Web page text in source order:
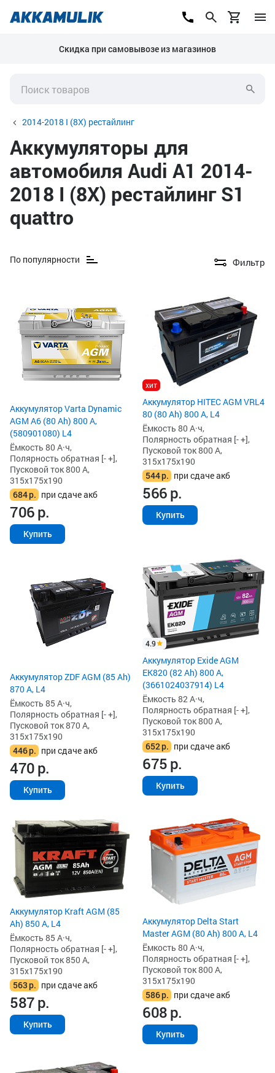
Скидка при самовывозе из магазинов
2014-2018 I (8X) рестайлинг
Аккумуляторы для
автомобиля Audi A1 2014-
2018 I (8X) рестайлинг S1
quattro
По популярности Фильтр
Аккумулятор Varta Dynamic
AGM A6 (80 Ah) 800 А,
(580901080) L4
Ёмкость 80 А·ч,
Полярность обратная [- +],
Пусковой ток 800 А,
315x175x190
684р. при сдаче акб
706р.
Купить
хит
Аккумулятор HITEC AGM VRL4
80 (80 Ah) 800 А, L4
Ёмкость 80 А·ч,
Полярность обратная [- +],
Пусковой ток 800 А,
315x175x190
544р. при сдаче акб
566р.
Купить
Аккумулятор ZDF AGM (85 Ah)
870 А, L4
Ёмкость 85 А·ч,
Полярность обратная [- +],
Пусковой ток 870 А,
315x175x190
446р. при сдаче акб
470р.
Купить
4.9
Аккумулятор Exide AGM
EK820 (82 Ah) 800 А,
(3661024037914) L4
Ёмкость 82 А·ч,
Полярность обратная [- +],
Пусковой ток 800 А,
315x175x190
652р. при сдаче акб
675р.
Купить
Аккумулятор Kraft AGM (85
Ah) 850 А, L4
Ёмкость 85 А·ч,
Полярность обратная [- +],
Пусковой ток 850 А,
315x175x190
563р. при сдаче акб
587р.
Купить
Аккумулятор Delta Start
Master AGM (80 Ah) 800 А, L4
Ёмкость 80 А·ч,
Полярность обратная [- +],
Пусковой ток 800 А,
315x175x190
586р. при сдаче акб
608р.
Купить